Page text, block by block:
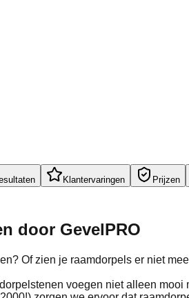
Klantervaringen Prijzen
door GevelPRO
Of zien je raamdorpels er niet
voegen niet alleen